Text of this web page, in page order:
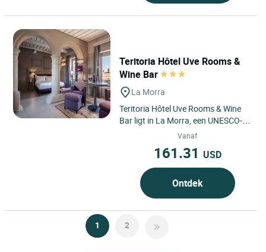
Teritoria Hôtel Uve Rooms &
Wine Bar
La Morra
Teritoria Hôtel Uve Rooms & Wine
Bar ligt in La Morra, een UNESCO-
werelderfgoedlocatie, waar de
Vanaf
161.31 USD
Ontdek
1 2